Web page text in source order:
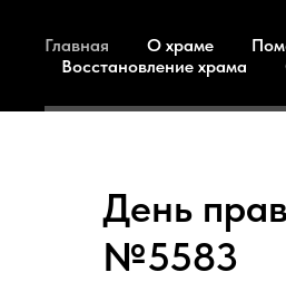
Главная О храме
Восстановление храма
День
№5583